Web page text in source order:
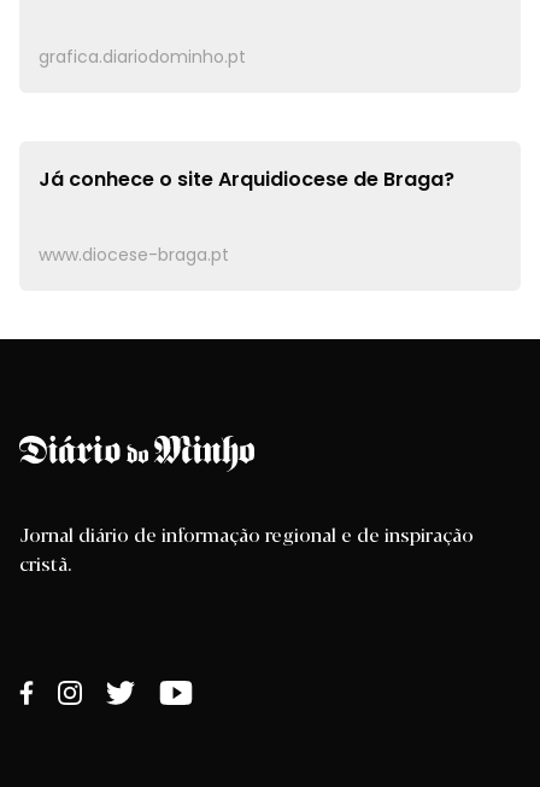
grafica.diariodominho.pt
Já conhece o siteArquidiocese de Braga?
www.diocese-braga.pt
Jornal diário de informação regional e de inspiração
cristã.